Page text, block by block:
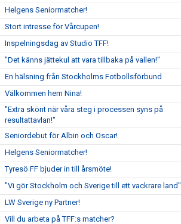
Helgens Seniormatcher!
Stort intresse för Vårcupen!
Inspelningsdag av Studio TFF!
"Det känns jättekul att vara tillbaka på vallen!"
En hälsning från Stockholms Fotbollsförbund
Välkommen hem Nina!
"Extra skönt när våra steg i processen syns på
resultattavlan!"
Seniordebut för Albin och Oscar!
Helgens Seniormatcher!
Tyresö FF bjuder in till årsmöte!
"Vi gör Stockholm och Sverige till ett vackrare land"
LW Sverige ny Partner!
Vill du arbeta på TFF:s matcher?